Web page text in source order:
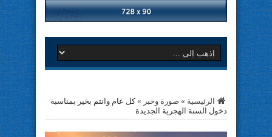
الرئيسية » صورة وخبر »كل عام وانتم بخير بمناسبة
دخول السنة الهجرية الجديدة